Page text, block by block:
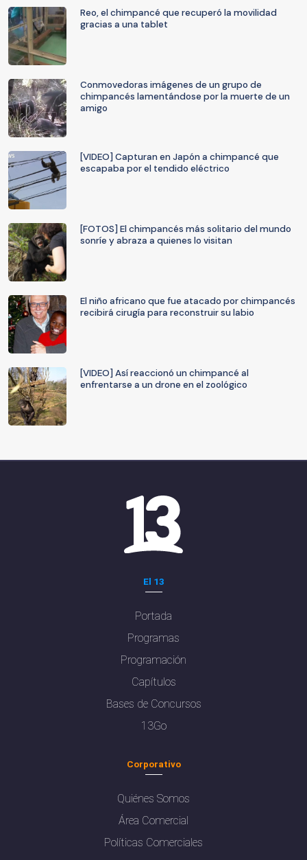
Reo, el chimpancé que recuperó la movilidad
gracias a una tablet
Conmovedoras imágenes de un grupo de
chimpancés lamentándose por la muerte de un
amigo
[VIDEO] Capturan en Japón a chimpancé que
escapaba por el tendido eléctrico
[FOTOS] El chimpancés más solitario del mundo
sonríe y abraza a quienes lo visitan
El niño africano que fue atacado por chimpancés
recibirá cirugía para reconstruir su labio
[VIDEO] Así reaccionó un chimpancé al
enfrentarse a un drone en el zoológico
El 13
Portada
Programas
Programación
Capítulos
Bases de Concursos
13Go
Corporativo
Quiénes Somos
Área Comercial
Políticas Comerciales